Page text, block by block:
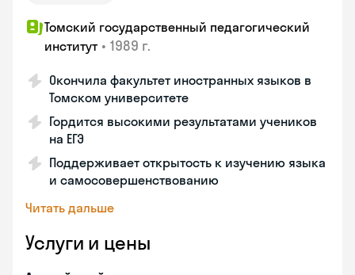
Томский государственный педагогический
институт • 1989 г.
Окончила факультет иностранных языков в
Томском университете
Гордится высокими результатами учеников
на ЕГЭ
Поддерживает открытость к изучению языка
и самосовершенствованию
Читать дальше
Услуги и цены